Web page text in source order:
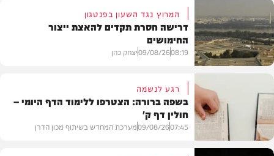
חדשות
המרוץ נגד השעון בפנטגון
דרישה חסרת תקדים להאצת ייצור
החימושים
08:19
09/08/26יצחק כהן
רגע לנשמה
בשפה ברורה: הצטרפו ללימוד הדף היומי –
חולין דף ק'
07:45
09/08/26מערכת המחדש בשיתוף מכון הדרן